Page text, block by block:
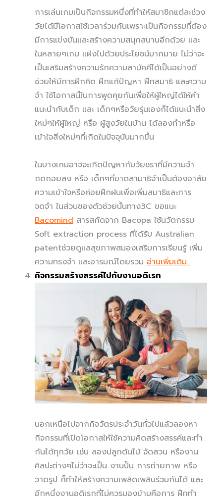
การเล่นเกมเป็นกิจกรรมหนึ่งที่ทำให้สมาชิกแต่ละช่วง
วัยได้มีโอกาสใช้เวลาร่วมกันเพราะเป็นกิจกรรมที่ต้อง
มีการแข่งขันและสร้างความสนุกสนานอีกด้วย และ
ในหลายๆเกม แฝงไปด้วยประโยชน์มากมาย ไม่ว่าจะ
เป็นเสริมสร้างความรักความสามัคคีได้เป็นอย่างดี
ช่วยให้มีการฝึกคิด ฝึกแก้ปัญหา ฝึกสมาธิ และความ
จำ ใช้โอกาสนี้ในการพูดคุยกันเพื่อให้ผู้ใหญ่ได้ให้คำ
แนะนำกับเด็ก และ เด็กๆหรือวัยรุ่นเองก็ได้แนะนำสิ่ง
ใหม่ๆให้ผู้ใหญ่ หรือ ผู้สูงวัยในบ้าน ได้ลองทำหรือ
เข้าใจสิ่งใหม่ๆที่เกิดในปัจจุบันมากขึ้น
ในบางเกมอาจจะเกิดปัญหากับวัยชราที่มีความจำ
ถดถอยลง หรือ เด็กๆที่ขาดสามาธิจำเป็นต้องอาสัย
ความเข้าใจหรือค่อยฝึกฝนเพื่อเพิ่มสมาธิและการ
จดจำ ในส่วนของตัวช่วยนั้นทาง3C ขอแนะ
Bacomind สารสกัดจาก Bacopa ใช้นวัตกรรม
Soft extraction process ที่ได้รับ Australian
patentช่วยดูแลสุขภาพสมองเสริมการเรียนรู้ เพิ่ม
ความทรงจำ และอารมณ์โดยรวม อ่านเพิ่มเติม..
กิจกรรมสร้างสรรค์ไปกับงานอดิเรก
นอกเหนือไปจากกิจวัตรประจำวันทั่วไปแล้วลองหา
กิจกรรมที่เปิดโอกาสให้ใช้ความคิดสร้างสรรค์และทำ
กันได้ทุกวัย เช่น ลองปลูกต้นไม้ จัดสวน หรืองาน
ศิลปะต่างๆไม่ว่าจะเป็น งานปั้น การถ่ายภาพ หรือ
วาดรูป ก็ทำให้สร้างความเพลิดเพลินร่วมกันได้ และ
อีกหนึ่งงานอดิเรกที่ไม่ควรมองข้ามคือการ ฝึกทำ